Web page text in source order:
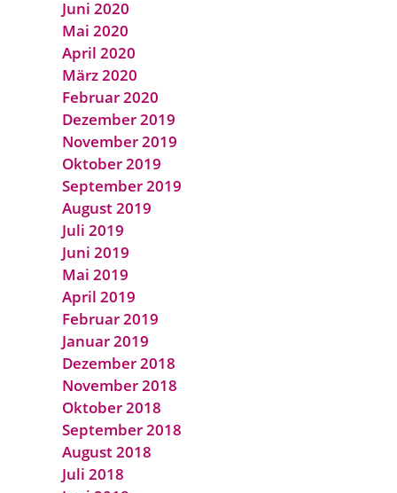
Juni 2020
Mai 2020
April 2020
März 2020
Februar 2020
Dezember 2019
November 2019
Oktober 2019
September 2019
August 2019
Juli 2019
Juni 2019
Mai 2019
April 2019
Februar 2019
Januar 2019
Dezember 2018
November 2018
Oktober 2018
September 2018
August 2018
Juli 2018